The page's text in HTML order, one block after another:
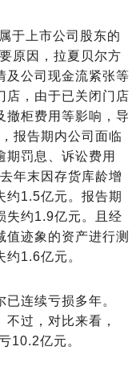
上市公司股东的
原因，拉夏贝尔方
及公司现金流紧张等
店，由于已关闭门店
撤柜费用等影响，导
报告期内公司面临
期罚息、诉讼费用
年末因存货库龄增
约1.5亿元。报告期
失约1.9亿元。且经
值迹象的资产进行测
1.6亿元。
连续亏损多年。
过，对比来看，
10.2亿元。